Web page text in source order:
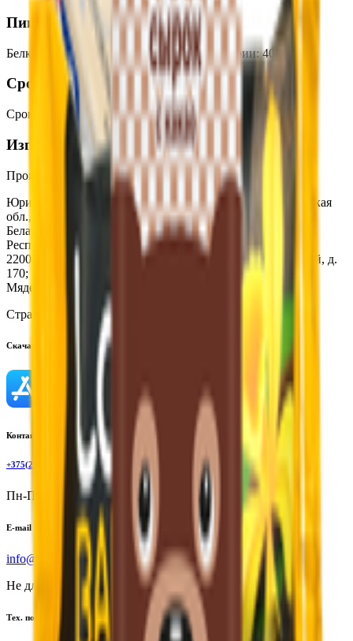
Пищевая ценность на 100г
Белки 10.1Жиры: 25.4 Углеводы:32.3 Калории:400
Срок годности
Срок годности 20 суток
Изготовитель
Производитель:ОАО «Минский молочный завод №1»
Юридический адрес:
222310, Республика Беларусь, Минская
обл., г. Молодечно, ул. Нагорная, д.7; 222416, Республика
Беларусь, Минская обл., г. Вилейка, ул. Партизанская, 77;
Республика Беларусь, 220070. г.Минск, ул. Солтыса, 185;
220075, Республика Беларусь, г. Минск, пр. Партизанский, д.
170; 222396, Республика Беларусь, Минская область,
Мядельский район, аг. Нарочь, ул. Заводская, д.1
Страна производства:
Скачать приложение
Контактный телефон
+375(29)6875999
Пн-Пт: 8:00 - 17:00
E-mail
info@yoda.by
Не для электронных обращений
Тех. поддержка